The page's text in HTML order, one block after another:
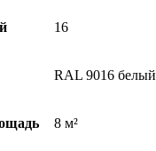
16
RAL 9016 белый
8 м²